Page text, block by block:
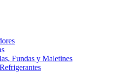
Fundas y Maletines